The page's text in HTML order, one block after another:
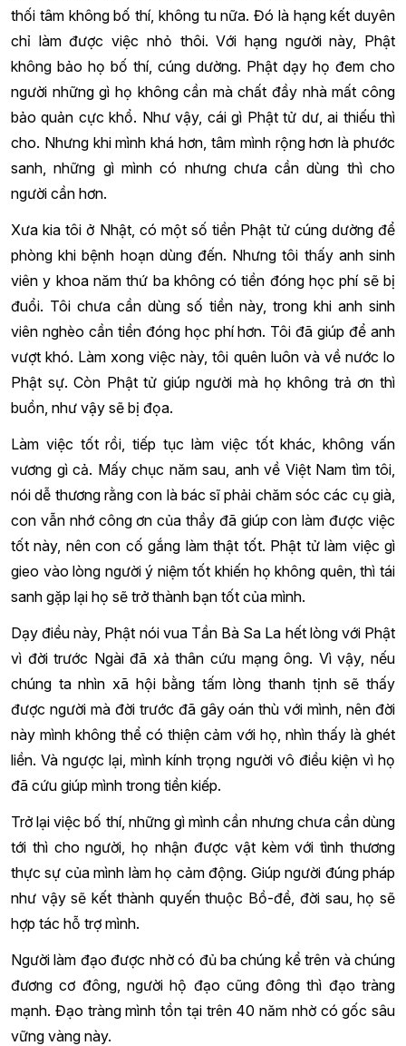
thối tâm không bố thí, không tu nữa. Đó là hạng kết duyên
chỉ làm được việc nhỏ thôi. Với hạng người này, Phật
không bảo họ bố thí, cúng dường. Phật dạy họ đem cho
người những gì họ không cần mà chất đầy nhà mất công
bảo quản cực khổ. Như vậy, cái gì Phật tử dư, ai thiếu thì
cho. Nhưng khi mình khá hơn, tâm mình rộng hơn là phước
sanh, những gì mình có nhưng chưa cần dùng thì cho
người cần hơn.
Xưa kia tôi ở Nhật, có một số tiền Phật tử cúng dường để
phòng khi bệnh hoạn dùng đến. Nhưng tôi thấy anh sinh
viên y khoa năm thứ ba không có tiền đóng học phí sẽ bị
đuổi. Tôi chưa cần dùng số tiền này, trong khi anh sinh
viên nghèo cần tiền đóng học phí hơn. Tôi đã giúp để anh
vượt khó. Làm xong việc này, tôi quên luôn và về nước lo
Phật sự. Còn Phật tử giúp người mà họ không trả ơn thì
buồn, như vậy sẽ bị đọa.
Làm việc tốt rồi, tiếp tục làm việc tốt khác, không vấn
vương gì cả. Mấy chục năm sau, anh về Việt Nam tìm tôi,
nói dễ thương rằng con là bác sĩ phải chăm sóc các cụ già,
con vẫn nhớ công ơn của thầy đã giúp con làm được việc
tốt này, nên con cố gắng làm thật tốt. Phật tử làm việc gì
gieo vào lòng người ý niệm tốt khiến họ không quên, thì tái
sanh gặp lại họ sẽ trở thành bạn tốt của mình.
Dạy điều này, Phật nói vua Tần Bà Sa La hết lòng với Phật
vì đời trước Ngài đã xả thân cứu mạng ông. Vì vậy, nếu
chúng ta nhìn xã hội bằng tấm lòng thanh tịnh sẽ thấy
được người mà đời trước đã gây oán thù với mình, nên đời
này mình không thể có thiện cảm với họ, nhìn thấy là ghét
liền. Và ngược lại, mình kính trọng người vô điều kiện vì họ
đã cứu giúp mình trong tiền kiếp.
Trở lại việc bố thí, những gì mình cần nhưng chưa cần dùng
tới thì cho người, họ nhận được vật kèm với tình thương
thực sự của mình làm họ cảm động. Giúp người đúng pháp
như vậy sẽ kết thành quyến thuộc Bồ-đề, đời sau, họ sẽ
hợp tác hỗ trợ mình.
Người làm đạo được nhờ có đủ ba chúng kể trên và chúng
đương cơ đông, người hộ đạo cũng đông thì đạo tràng
mạnh. Đạo tràng mình tồn tại trên 40 năm nhờ có gốc sâu
vững vàng này.